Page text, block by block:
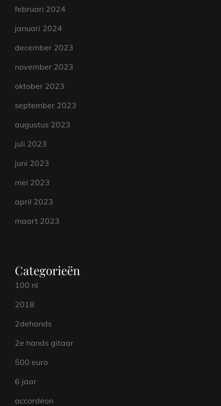
februari 2024
januari 2024
december 2023
november 2023
oktober 2023
september 2023
augustus 2023
juli 2023
juni 2023
mei 2023
april 2023
maart 2023
Categorieën
100 nl
2018
2dehands
2e hands gitaar
500 euro
6 jaar
accordeon